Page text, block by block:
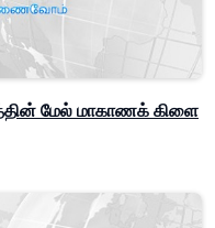
மேல் மாகாணக் கிளை